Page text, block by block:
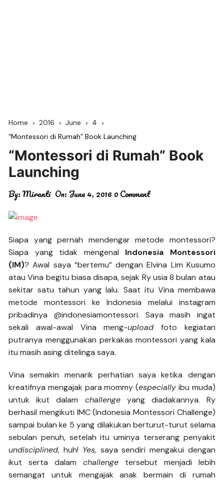
Home 2016 June
4
“Montessori di Rumah” Book Launching
“Montessori di Rumah” Book
Launching
By:Miranti On: June 4, 20160 Comment
Siapa yang pernah mendengar metode montessori?
Siapa yang tidak mengenal Indonesia Montessori
(IM)? Awal saya “bertemu” dengan Elvina Lim Kusumo
atau Vina begitu biasa disapa, sejak Ry usia 8 bulan atau
sekitar satu tahun yang lalu. Saat itu Vina membawa
metode montessori ke Indonesia melalui instagram
pribadinya @indonesiamontessori. Saya masih ingat
sekali awal-awal Vina meng-upload foto kegiatan
putranya menggunakan perkakas montessori yang kala
itu masih asing ditelinga saya.
Vina semakin menarik perhatian saya ketika dengan
kreatifnya mengajak para mommy (especially ibu muda)
untuk ikut dalam challengeyang diadakannya. Ry
berhasil mengikuti IMC (Indonesia Montessori Challenge)
sampai bulan ke 5 yang dilakukan berturut-turut selama
sebulan penuh, setelah itu uminya terserang penyakit
undisciplined, huh! Yes, saya sendiri mengakui dengan
ikut serta dalam challenge tersebut menjadi lebih
semangat untuk mengajak anak bermain di rumah